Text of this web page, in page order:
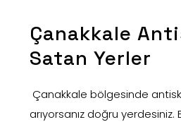
Çanakkale
Satan Yerler
Çanakkale bölgesinde
arıyorsanız doğru